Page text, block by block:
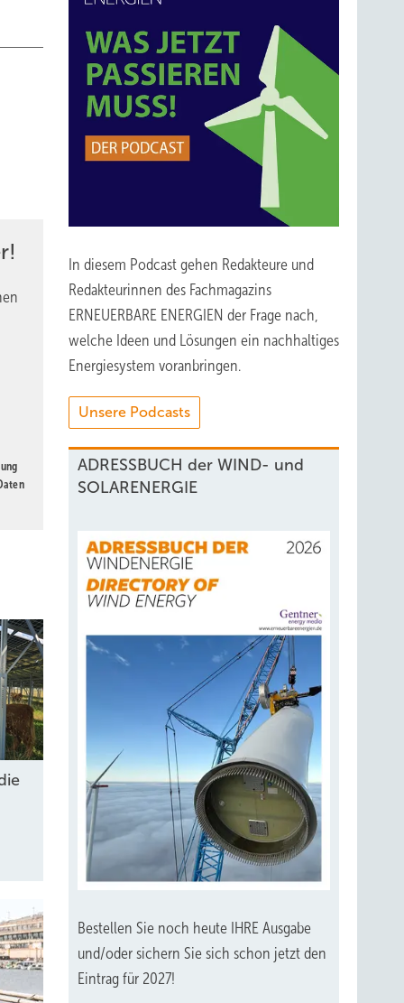
wird
In diesem Podcast gehen Redakteure und
Redakteurinnen des Fachmagazins
ERNEUERBARE ENERGIEN der Frage nach,
welche Ideen und Lösungen ein nachhaltiges
Energiesystem voranbringen.
Unsere Podcasts
ADRESSBUCH der WIND- und
SOLARENERGIE
Bestellen Sie noch heute IHRE Ausgabe
und/oder sichern Sie sich schon jetzt den
Eintrag für 2027!